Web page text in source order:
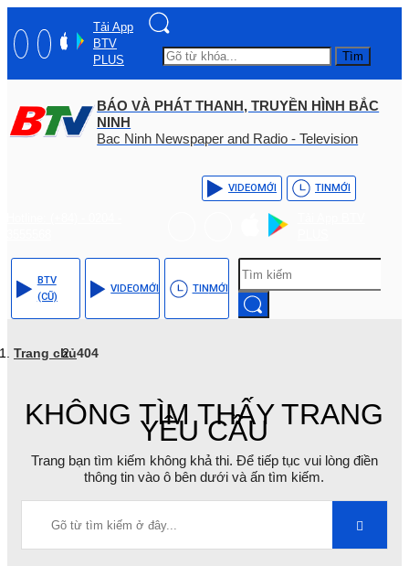
Tải App
BTV
PLUS
Tìm
BÁO VÀ PHÁT THANH, TRUYỀN HÌNH BẮC
NINH
Bac Ninh Newspaper and Radio - Television
VIDEOMỚI TINMỚI
BTV
(CŨ)
VIDEOMỚI TINMỚI
Trang chủ404
KHÔNG TÌM THẤY TRANG
YÊU CẦU
Trang bạn tìm kiếm không khả thi. Để tiếp tục vui lòng điền
thông tin vào ô bên dưới và ấn tìm kiếm.